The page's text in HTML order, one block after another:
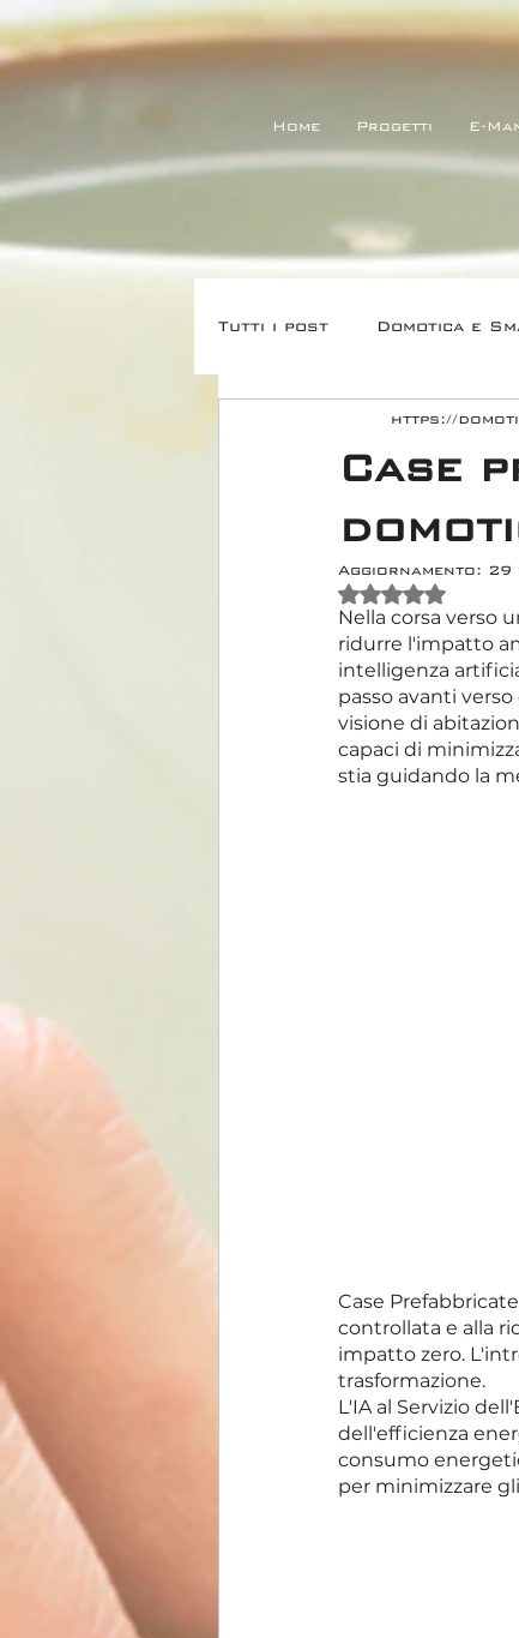
Home Progetti E-
Tutti i post Domotica e
Control4 e Integrazioni
Case
https://
Aggiornamento: 29
Valutazione
Nella corsa verso
ridurre l'impatto
intelligenza
passo avanti
visione di
capaci di
stia guidando la
Case
controllata e alla
impatto zero.
trasformazione.
L'IA al Servizio
dell'efficienza
consumo
per minimizzare